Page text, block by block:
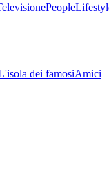
People
dei famosiAmici